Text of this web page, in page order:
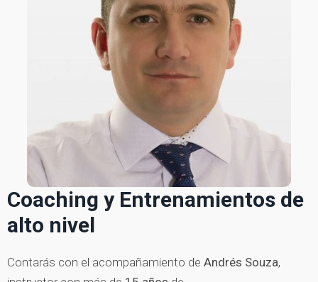
Coaching y Entrenamientos de
alto nivel
Contarás con el acompañamiento de Andrés Souza,